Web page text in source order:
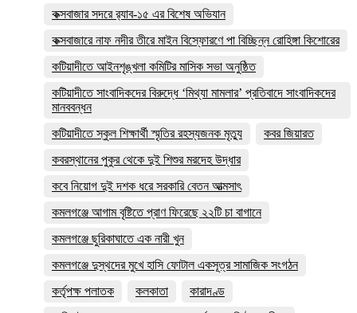
কক্সবাজার সদরে র‍্যাব-১৫ এর বিশেষ অভিযান
কক্সবাজারে নাফ নদীর তীরে মাইন বিস্ফোরণে পা বিচ্ছিন্ন রোহিঙ্গা কিশোরের
কটিয়াদীতে আইনশৃঙ্খলা কমিটির মাসিক সভা অনুষ্ঠিত
কটিয়াদীতে সাংবাদিকদের বিরুদ্ধে ‘মিথ্যা মামলার’ প্রতিবাদে সাংবাদিকদের
মানববন্ধন
কটিয়াদীতে স্কুল শিক্ষার্থী স্মৃতির রহস্যজনক মৃত্যু
কবর জিয়ারত
কবরস্থানের পুকুর থেকে দুই শিশুর মরদেহ উদ্ধার
কবে নিয়োগ দুই দশক ধরে সরকারি বেতন আত্মসাৎ
কমলগঞ্জে আগাম বৃষ্টিতে প্রাণ ফিরেছে ২২টি চা বাগানে
কমলগঞ্জে ছুরিকাঘাতে এক নারী খুন
কমলগঞ্জে দুস্থদের মুখে হাসি ফোটাল একসূত্র সামাজিক সংগঠন
কর্তৃপক্ষ পলাতক
কলকাতা
কারাদণ্ড